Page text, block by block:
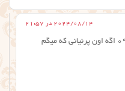
2024/08/14 در 21:57
آریو بر زنم ۰۹۱۶۷۸۲۰۱۹۱ اگه اون پرنیانی که میگم